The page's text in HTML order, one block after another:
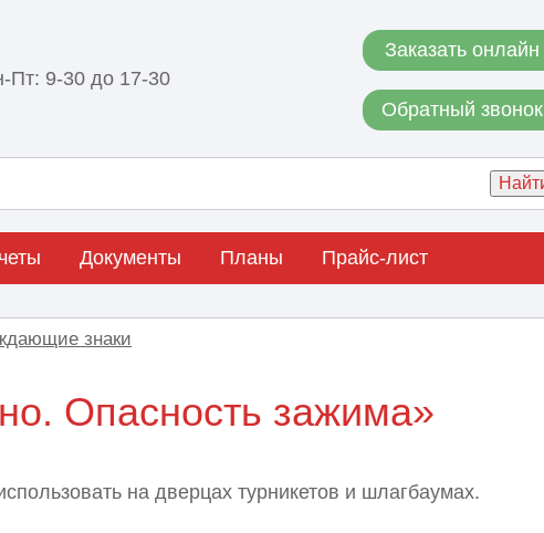
Пт: 9-30 до 17-30
Заказать онлайн
Обратный звонок
Документы Планы Прайс-лист
знаки
Опасность зажима»
на дверцах турникетов и шлагбаумах.